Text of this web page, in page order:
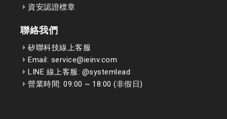
資安認證標章
聯絡我們
矽聯科技線上客服
Email: service@ieinv.com
LINE 線上客服: @systemlead
營業時間: 09:00 ~ 18:00 (非假日)